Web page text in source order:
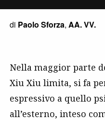
di Paolo Sforza, AA. VV.
Nella maggior parte
Xiu Xiu limita, si fa
espressivo a quello
all’esterno, inteso